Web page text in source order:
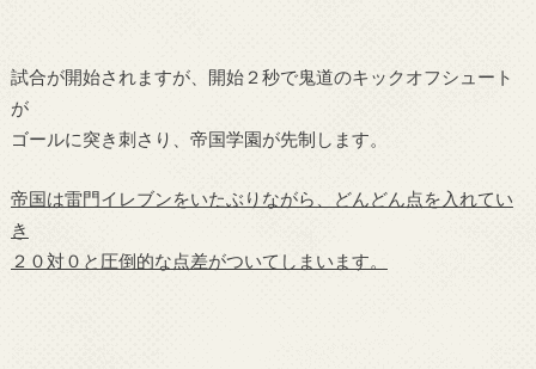
試合が開始されますが、開始２秒で鬼道のキックオフシュート
が
ゴールに突き刺さり、帝国学園が先制します。
帝国は雷門イレブンをいたぶりながら、どんどん点を入れてい
き
２０対０と圧倒的な点差がついてしまいます。